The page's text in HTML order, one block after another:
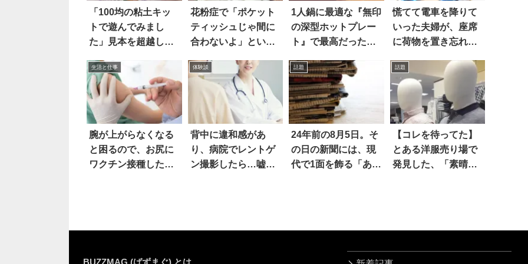
「100均の粘土キッ
トで遊んでみまし
た」見本を超越した
花粉症で「ポケット
ティッシュじゃ間に
合わないよ」という
コチラ
1人鍋に最適な『無印
の深型ホットプレー
ト』で最高だったの
慌てて電車を降りて
いった夫婦が、座席
に荷物を置き忘れて
生活と仕事
腕が上がらなくなる
と困るので、お尻に
ワクチン接種した
体験談
背中に違和感があ
り、病院でレントゲ
ン撮影したら…嘘だ
話題
24年前の8月5日。そ
の日の新聞には、現
代で1面を飾る「あの
話題
【コレを待ってた】
とある洋服売り場で
発見した、「素晴ら
BUZZMAG (ばずまぐ) とは…